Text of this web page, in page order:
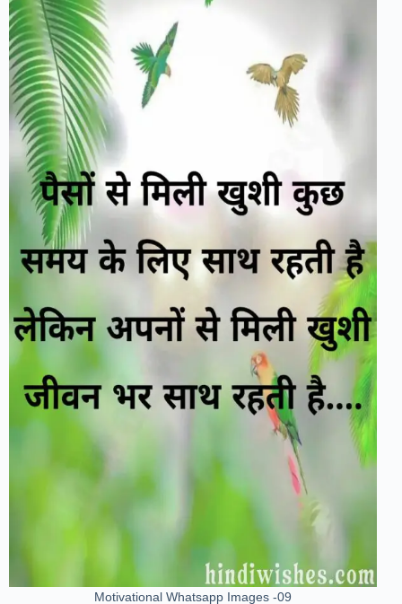
Motivational Whatsapp Images -09